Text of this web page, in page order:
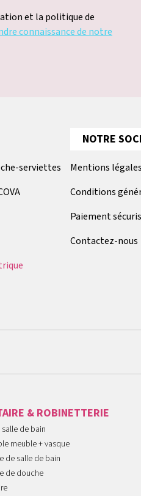
et la politique de
connaissance de notre
serviettes
NOTRE
Mentions légales
Conditions
Paiement
Contactez-nous
& ROBINETTERIE
de bain
meuble + vasque
de salle de bain
de douche